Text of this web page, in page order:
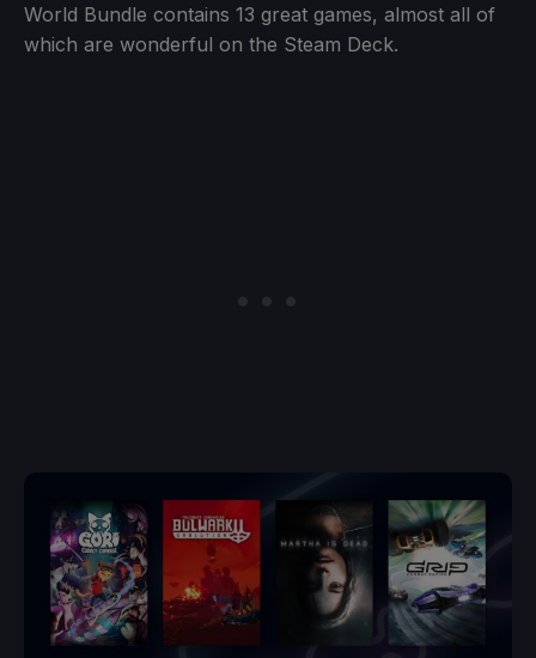
World Bundle contains 13 great games, almost all of
which are wonderful on the Steam Deck.